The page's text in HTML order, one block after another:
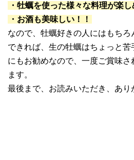
・牡蠣を使った様々な料理が楽し
・お酒も美味しい！！
なので、牡蠣好きの人にはもちろ
できれば、生の牡蠣はちょっと
にもお勧めなので、一度ご賞味
ます。
最後まで、お読みいただき、あり